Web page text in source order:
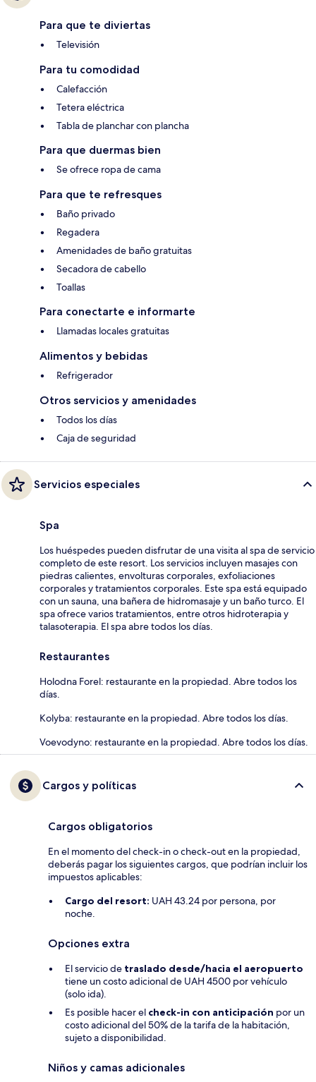
Para que te diviertas
Televisión
Para tu comodidad
Calefacción
Tetera eléctrica
Tabla de planchar con plancha
Para que duermas bien
Se ofrece ropa de cama
Para que te refresques
Baño privado
Regadera
Amenidades de baño gratuitas
Secadora de cabello
Toallas
Para conectarte e informarte
Llamadas locales gratuitas
Alimentos y bebidas
Refrigerador
Otros servicios y amenidades
Todos los días
Caja de seguridad
Servicios especiales
Spa
Los huéspedes pueden disfrutar de una visita al spa de servicio
completo de este resort. Los servicios incluyen masajes con
piedras calientes, envolturas corporales, exfoliaciones
corporales y tratamientos corporales. Este spa está equipado
con un sauna, una bañera de hidromasaje y un baño turco. El
spa ofrece varios tratamientos, entre otros hidroterapia y
talasoterapia. El spa abre todos los días.
Restaurantes
Holodna Forel: restaurante en la propiedad. Abre todos los
días.
Kolyba: restaurante en la propiedad. Abre todos los días.
Voevodyno: restaurante en la propiedad. Abre todos los días.
Cargos y políticas
Cargos obligatorios
En el momento del check-in o check-out en la propiedad,
deberás pagar los siguientes cargos, que podrían incluir los
impuestos aplicables:
Cargo del resort: UAH 43.24 por persona, por
noche.
Opciones extra
El servicio de traslado desde/hacia el aeropuerto
tiene un costo adicional de UAH 4500 por vehículo
(solo ida).
Es posible hacer el check-in con anticipación por un
costo adicional del 50% de la tarifa de la habitación,
sujeto a disponibilidad.
Niños y camas adicionales